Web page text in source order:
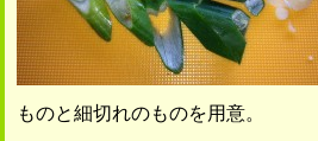
ものと細切れのものを用意。